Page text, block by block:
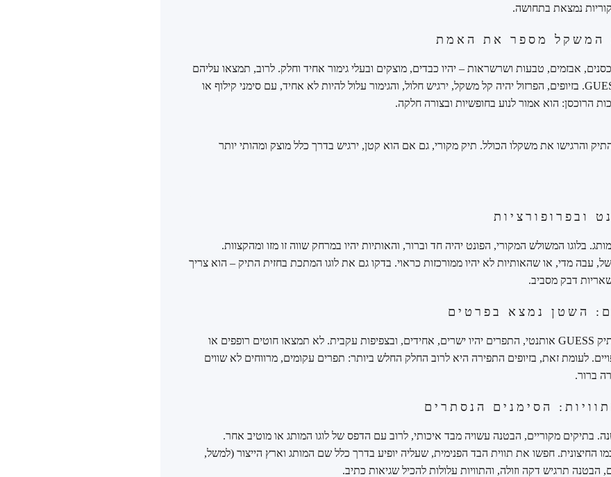
נמצאת בתחושה.
אבזמים, טבעות ושרשראות – יהיו כבדים, מוצקים ובעלי גימור אחיד וחלק. לרוב, תמצאו עליהם
חריטה נקייה של שם המותג GUESS. בזיופים, הפרזול יהיה קל משקל, ירגיש חלול, והגימור עלול להיות לא אחיד, עם סימני קילוף או
הרוכסן: הוא אמור לנוע בחופשיות ובצורה חלקה.
והרגישו את משקלו הכולל. תיק מקורי, גם אם הוא קטן, ירגיש בדרך כלל מוצק ומהותי יותר
בלוגו המשולש המקורי, הפונט יהיה חד וברור, והאותיות יהיו במרחק שווה זו מזו ומהקצוות.
עבה מדי, או שהאותיות לא יהיו ממורכזות כראוי. בדקו גם את לוגו המתכת בחזית התיק – הוא צריך
דבק מסביב.
הסתכלו מקרוב על התפרים. בתיק GUESS אותנטי, התפרים יהיו ישרים, אחידים, ובצפיפות עקבית. לא תמצאו חוטים רופפים או
לעומת זאת, בזיופים התפירה היא לרוב החלק החלש ביותר: תפרים עקומים, מרווחים לא שווים
ברור.
בתיקים מקוריים, הבטנה עשויה מבד איכותי, לרוב עם הדפס של לוגו המותג או מוטיב אחר.
החיצונית. חפשו את תווית הבד הפנימית, שעליה יופיע בדרך כלל שם המותג וארץ הייצור (למשל,
הבטנה תרגיש דקה וזולה, והתוויות עלולות להכיל שגיאות כתיב.